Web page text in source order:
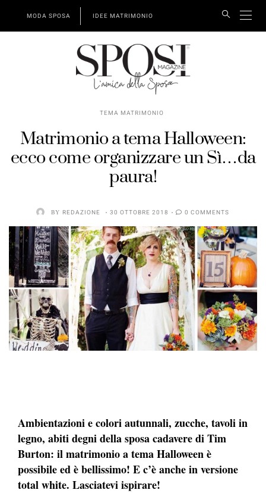
MODA SPOSA IDEE MATRIMONIO
TEMA MATRIMONIO
Matrimonio a tema Halloween:
ecco come organizzare un Sì…da
paura!
BY REDAZIONE 30 OTTOBRE 2018 0 COMMENTS
Ambientazioni e colori autunnali, zucche, tavoli in
legno, abiti degni della sposa cadavere di Tim
Burton: il matrimonio a tema Halloween è
possibile ed è bellissimo! E c’è anche in versione
total white. Lasciatevi ispirare!